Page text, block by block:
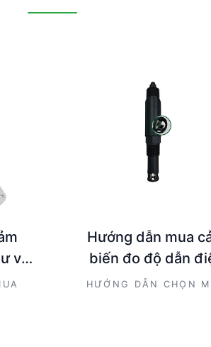
và
Hướng dẫn mua
biến đo độ dẫn
EC/TDS cho kỹ sư
HƯỚNG DẪN CHỌN